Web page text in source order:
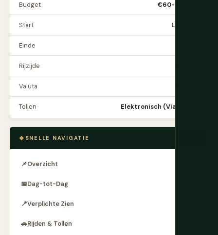
Budget €60-120/dag
Start Lissabon
Einde
Rijzijde
Valuta
Tollen Elektronisch (Via Verde)
SNELLE NAVIGATIE
📌Overzicht
📅Dag-tot-Dag
📍Verplichte Zien
🚗Rijden & Tollen